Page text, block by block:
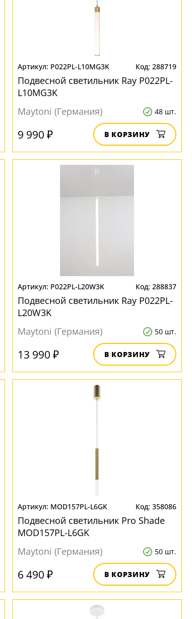
P022PL-L10MG3K 288719
Подвесной светильник Ray P022PL-
L10MG3K
Maytoni (Германия)
48 шт.
9 990 ₽ В КОРЗИНУ
P022PL-L20W3K 288837
Подвесной светильник Ray P022PL-
L20W3K
Maytoni (Германия)
50 шт.
13 990 ₽ В КОРЗИНУ
MOD157PL-L6GK 358086
Подвесной светильник Pro Shade
MOD157PL-L6GK
Maytoni (Германия)
50 шт.
6 490 ₽ В КОРЗИНУ